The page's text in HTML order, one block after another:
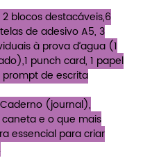
blocos destacáveis,6
de adesivo A5, 3
à prova d’agua (1
punch card, 1 papel
de escrita
(journal),
e o que mais
essencial para criar